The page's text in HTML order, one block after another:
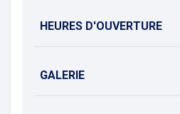
HEURES D'OUVERTURE
GALERIE